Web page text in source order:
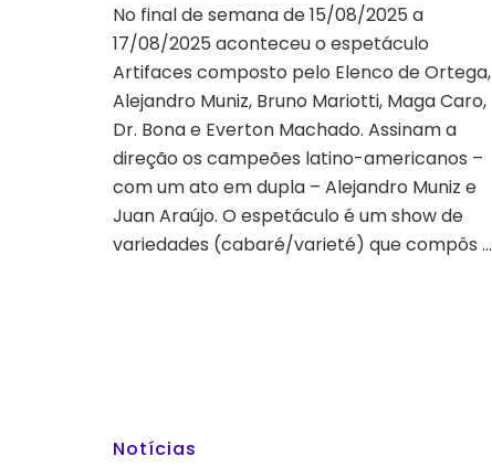
FAZ
POÉTICA
DO
IMPOSSÍVEL
BRILHAR,
APESAR
DE
ATO
RUIM
No final de semana de 15/08/2025 a
17/08/2025 aconteceu o espetáculo
Artifaces composto pelo Elenco de Ortega,
Alejandro Muniz, Bruno Mariotti, Maga Caro,
Dr. Bona e Everton Machado. Assinam a
direção os campeões latino-americanos –
com um ato em dupla – Alejandro Muniz e
Juan Araújo. O espetáculo é um show de
variedades (cabaré/varieté) que compôs …
Notícias